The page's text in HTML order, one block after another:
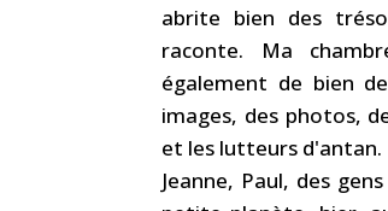
abrite bien des
raconte. Ma
également de bien
images, des photos,
et les lutteurs d'antan.
Jeanne, Paul, des